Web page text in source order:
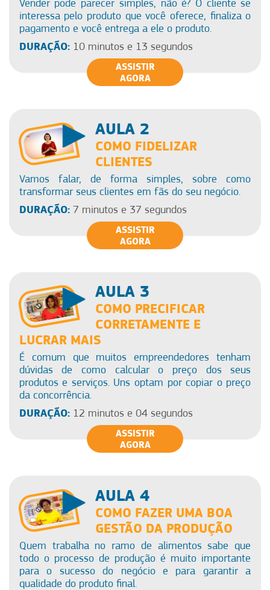
Vender pode parecer simples, não é? O cliente se
interessa pelo produto que você oferece, finaliza o
pagamento e você entrega a ele o produto.
DURAÇÃO:10 minutos e 13 segundos
ASSISTIR
AGORA
AULA 2
COMO FIDELIZAR
CLIENTES
Vamos falar, de forma simples, sobre como
transformar seus clientes em fãs do seu negócio.
DURAÇÃO:7 minutos e 37 segundos
ASSISTIR
AGORA
AULA 3
COMO PRECIFICAR
CORRETAMENTE E
LUCRAR MAIS
É comum que muitos empreendedores tenham
dúvidas de como calcular o preço dos seus
produtos e serviços. Uns optam por copiar o preço
da concorrência.
DURAÇÃO:12 minutos e 04 segundos
ASSISTIR
AGORA
AULA 4
COMO FAZER UMA BOA
GESTÃO DA PRODUÇÃO
Quem trabalha no ramo de alimentos sabe que
todo o processo de produção é muito importante
para o sucesso do negócio e para garantir a
qualidade do produto final.